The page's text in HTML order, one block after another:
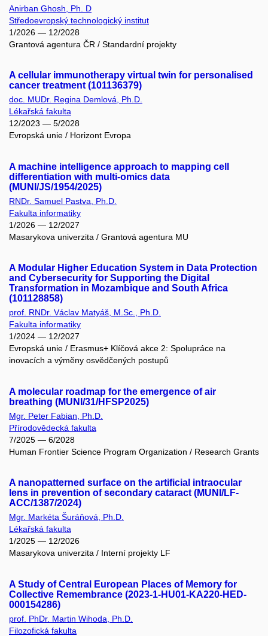
Anirban Ghosh, Ph. D
Středoevropský technologický institut
1/2026 — 12/2028
Grantová agentura ČR / Standardní projekty
A cellular immunotherapy virtual twin for personalised
cancer treatment (101136379)
doc. MUDr. Regina Demlová, Ph.D.
Lékařská fakulta
12/2023 — 5/2028
Evropská unie / Horizont Evropa
A machine intelligence approach to mapping cell
differentiation with multi-omics data
(MUNI/JS/1954/2025)
RNDr. Samuel Pastva, Ph.D.
Fakulta informatiky
1/2026 — 12/2027
Masarykova univerzita / Grantová agentura MU
A Modular Higher Education System in Data Protection
and Cybersecurity for Supporting the Digital
Transformation in Mozambique and South Africa
(101128858)
prof. RNDr. Václav Matyáš, M.Sc., Ph.D.
Fakulta informatiky
1/2024 — 12/2027
Evropská unie / Erasmus+ Klíčová akce 2: Spolupráce na
inovacích a výměny osvědčených postupů
A molecular roadmap for the emergence of air
breathing (MUNI/31/HFSP2025)
Mgr. Peter Fabian, Ph.D.
Přírodovědecká fakulta
7/2025 — 6/2028
Human Frontier Science Program Organization / Research Grants
A nanopatterned surface on the artificial intraocular
lens in prevention of secondary cataract (MUNI/LF-
ACC/1387/2024)
Mgr. Markéta Šuráňová, Ph.D.
Lékařská fakulta
1/2025 — 12/2026
Masarykova univerzita / Interní projekty LF
A Study of Central European Places of Memory for
Collective Remembrance (2023-1-HU01-KA220-HED-
000154286)
prof. PhDr. Martin Wihoda, Ph.D.
Filozofická fakulta